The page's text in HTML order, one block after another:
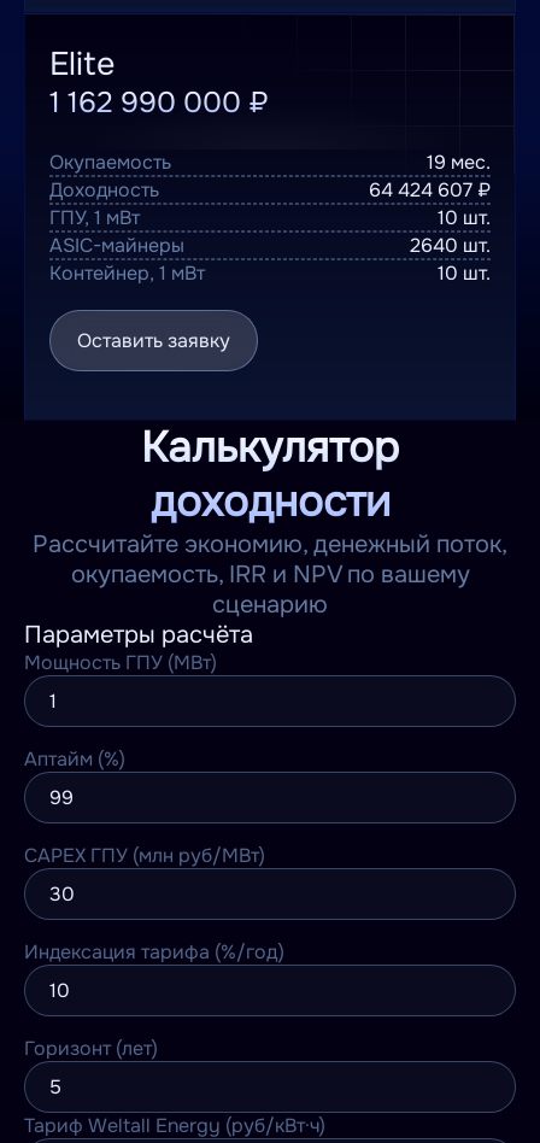
Elite
1 162 990 000 ₽
Окупаемость
19 мес.
Доходность
64 424 607 ₽
ГПУ, 1 мВт
10 шт.
ASIC-майнеры
2640 шт.
Контейнер, 1 мВт
10 шт.
Оставить заявку
Калькулятор
доходности
Рассчитайте экономию, денежный поток,
окупаемость, IRR и NPV по вашему
сценарию
Параметры расчёта
Мощность ГПУ (МВт)
Аптайм (%)
CAPEX ГПУ (млн руб/МВт)
Индексация тарифа (%/год)
Горизонт (лет)
Тариф Weltall Energy (руб/кВт·ч)